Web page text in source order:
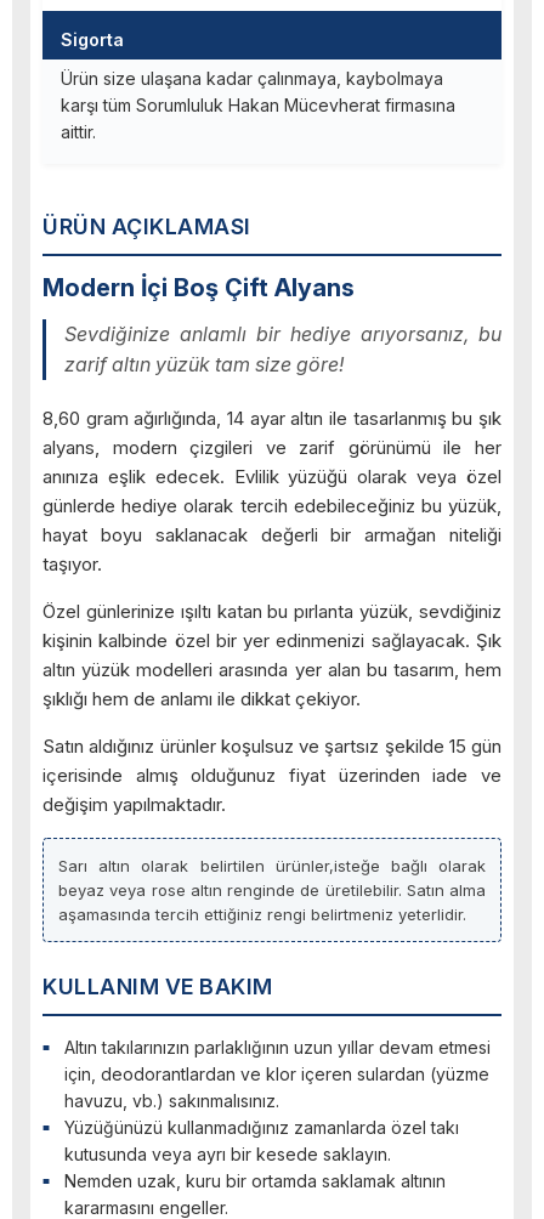
ÜRÜN AÇIKLAMASI
Modern İçi Boş Çift Alyans
Sevdiğinize anlamlı bir hediye arıyorsanız, bu
zarif altın yüzük tam size göre!
8,60 gram ağırlığında, 14 ayar altın ile tasarlanmış bu şık
alyans, modern çizgileri ve zarif görünümü ile her
anınıza eşlik edecek. Evlilik yüzüğü olarak veya özel
günlerde hediye olarak tercih edebileceğiniz bu yüzük,
hayat boyu saklanacak değerli bir armağan niteliği
taşıyor.
Özel günlerinize ışıltı katan bu pırlanta yüzük, sevdiğiniz
kişinin kalbinde özel bir yer edinmenizi sağlayacak. Şık
altın yüzük modelleri arasında yer alan bu tasarım, hem
şıklığı hem de anlamı ile dikkat çekiyor.
Satın aldığınız ürünler koşulsuz ve şartsız şekilde 15 gün
içerisinde almış olduğunuz fiyat üzerinden iade ve
değişim yapılmaktadır.
Sarı altın olarak belirtilen ürünler,isteğe bağlı olarak
beyaz veya rose altın renginde de üretilebilir. Satın alma
aşamasında tercih ettiğiniz rengi belirtmeniz yeterlidir.
Sigorta
Ürün size ulaşana kadar çalınmaya, kaybolmaya
karşı tüm Sorumluluk Hakan Mücevherat firmasına
aittir.
KULLANIM VE BAKIM
Altın takılarınızın parlaklığının uzun yıllar devam etmesi
için, deodorantlardan ve klor içeren sulardan (yüzme
havuzu, vb.) sakınmalısınız.
Yüzüğünüzü kullanmadığınız zamanlarda özel takı
kutusunda veya ayrı bir kesede saklayın.
Nemden uzak, kuru bir ortamda saklamak altının
kararmasını engeller.